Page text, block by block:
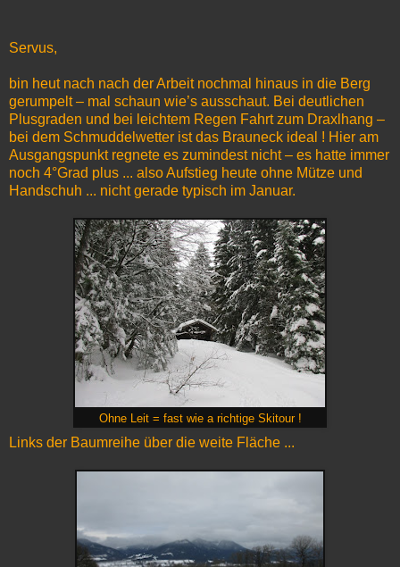
Servus,
bin heut nach nach der Arbeit nochmal hinaus in die Berg
gerumpelt – mal schaun wie’s ausschaut. Bei deutlichen
Plusgraden und bei leichtem Regen Fahrt zum Draxlhang –
bei dem Schmuddelwetter ist das Brauneck ideal ! Hier am
Ausgangspunkt regnete es zumindest nicht – es hatte immer
noch 4°Grad plus ... also Aufstieg heute ohne Mütze und
Handschuh ... nicht gerade typisch im Januar.
Ohne Leit = fast wie a richtige Skitour !
Links der Baumreihe über die weite Fläche ...